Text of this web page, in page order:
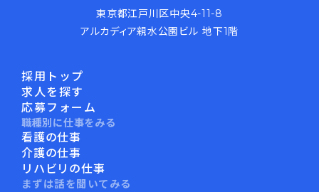
東京都江戸川区中央4-11-8
アルカディア親水公園ビル 地下1階
採用トップ
求人を探す
応募フォーム
職種別に仕事をみる
看護の仕事
介護の仕事
リハビリの仕事
まずは話を聞いてみる